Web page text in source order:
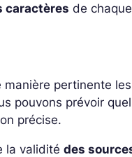
caractères de
pertinente
pouvons prévoir
précise.
la validitédes